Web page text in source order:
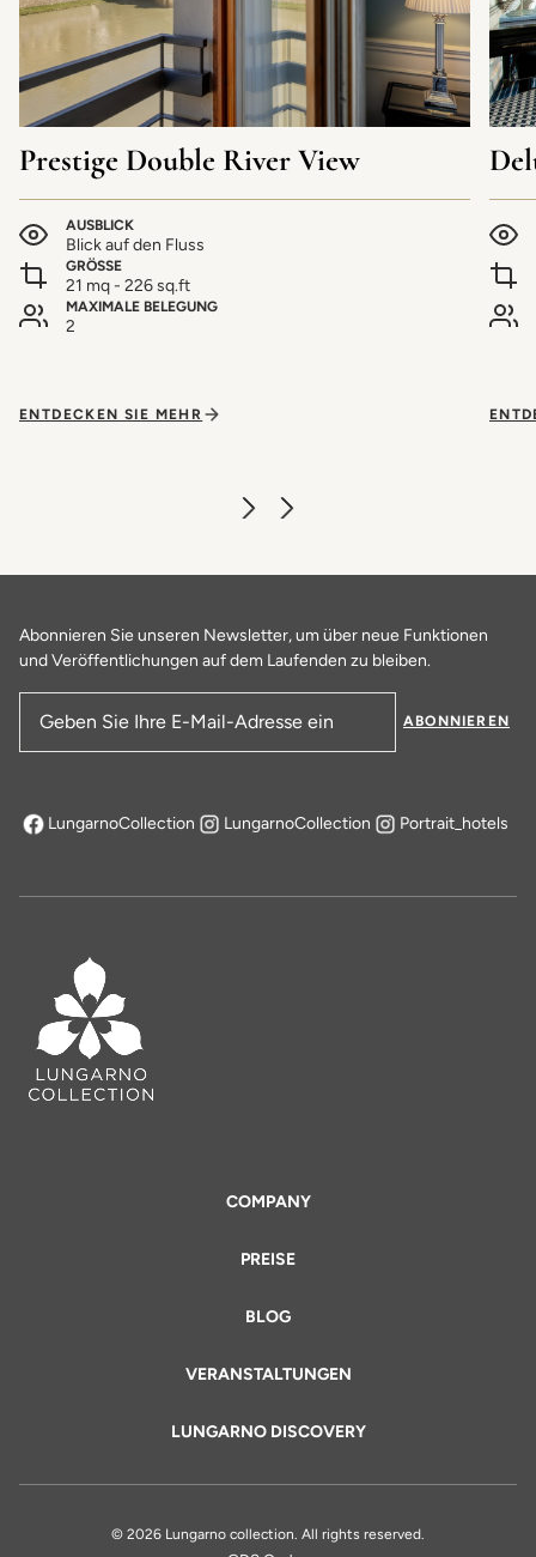
Prestige Double River View
AUSBLICK
Blick auf den Fluss
GRÖSSE
21 mq - 226 sq.ft
MAXIMALE BELEGUNG
2
ENTDECKEN SIE MEHR
COMPANY
PREISE
BLOG
VERANSTALTUNGEN
LUNGARNO DISCOVERY
Abonnieren Sie unseren Newsletter, um über neue Funktionen
und Veröffentlichungen auf dem Laufenden zu bleiben.
E-Mail-Adresse
ABONNIEREN
LungarnoCollection
öffnet sich in einem neuen Tab
LungarnoCollection Portrait_hotels
© 2026 Lungarno collection. All rights reserved.